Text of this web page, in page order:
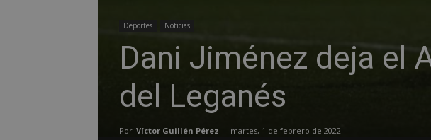
Deportes Noticias
Dani Jiménez deja el
del Leganés
Por Víctor Guillén Pérez - martes, 1 de febrero de 2022